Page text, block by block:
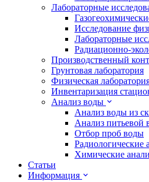
Лабораторные
Исследование
Лабораторные
Радиационно-
Производственный
Грунтовая лаборатория
Физическая
Инвентаризация
Анализ воды
Анализ воды из
Анализ питьевой
Отбор проб воды
Радиологические
Химические
Статьи
Информация